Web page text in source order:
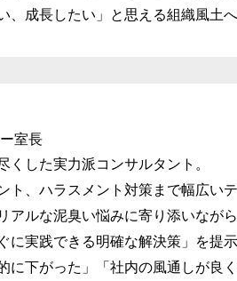
、成長したい」と思える組織風土
室長
した実力派コンサルタント。
ト、ハラスメント対策まで幅広い
ルな泥臭い悩みに寄り添いながら
に実践できる明確な解決策」を提
に下がった」「社内の風通しが良く